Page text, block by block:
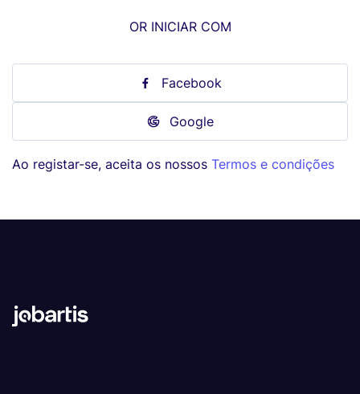
OR INICIAR COM
Facebook
Google
Ao registar-se, aceita os nossos Termos e condições